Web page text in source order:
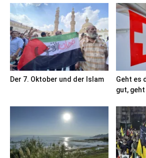
Der 7. Oktober und der Islam
Geht es
gut,